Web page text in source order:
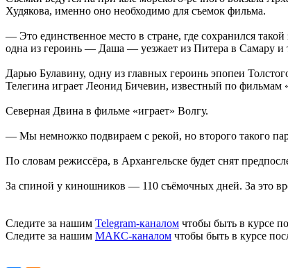
Худякова, именно оно необходимо для съемок фильма.
— Это единственное место в стране, где сохранился
одна из героинь — Даша — уезжает из Питера в Самару и
Дарью Булавину, одну из главных героинь эпопеи
Телегина играет Леонид Бичевин, известный по
Северная Двина в фильме «играет» Волгу.
— Мы немножко подвираем с рекой, но второго такого
По словам режиссёра, в Архангельске будет снят
За спиной у киношников — 110 съёмочных дней. За это
Следите за нашим Telegram-каналом чтобы быть в курсе
Следите за нашим МАКС-каналом чтобы быть в курсе